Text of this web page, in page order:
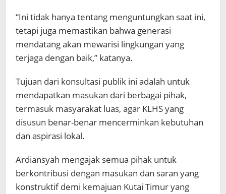
“Ini tidak hanya tentang menguntungkan saat ini,
tetapi juga memastikan bahwa generasi
mendatang akan mewarisi lingkungan yang
terjaga dengan baik,” katanya.
Tujuan dari konsultasi publik ini adalah untuk
mendapatkan masukan dari berbagai pihak,
termasuk masyarakat luas, agar KLHS yang
disusun benar-benar mencerminkan kebutuhan
dan aspirasi lokal.
Ardiansyah mengajak semua pihak untuk
berkontribusi dengan masukan dan saran yang
konstruktif demi kemajuan Kutai Timur yang